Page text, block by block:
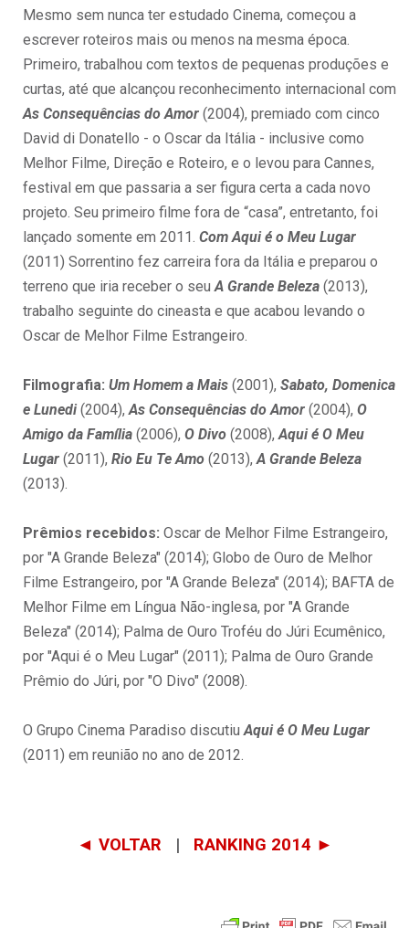
Mesmo sem nunca ter estudado Cinema, começou a
escrever roteiros mais ou menos na mesma época.
Primeiro, trabalhou com textos de pequenas produções e
curtas, até que alcançou reconhecimento internacional com
As Consequências do Amor (2004), premiado com cinco
David di Donatello - o Oscar da Itália - inclusive como
Melhor Filme, Direção e Roteiro, e o levou para Cannes,
festival em que passaria a ser figura certa a cada novo
projeto. Seu primeiro filme fora de “casa”, entretanto, foi
lançado somente em 2011. Com Aqui é o Meu Lugar
(2011) Sorrentino fez carreira fora da Itália e preparou o
terreno que iria receber o seuA Grande Beleza (2013),
trabalho seguinte do cineasta e que acabou levando o
Oscar de Melhor Filme Estrangeiro.
Filmografia: Um Homem a Mais (2001), Sabato, Domenica
e Lunedi(2004),As Consequências do Amor (2004), O
Amigo da Família (2006), O Divo (2008),Aqui é O Meu
Lugar (2011), Rio Eu Te Amo (2013), A Grande Beleza
(2013).
Prêmios recebidos: Oscar de Melhor Filme Estrangeiro,
por "A Grande Beleza" (2014); Globo de Ouro de Melhor
Filme Estrangeiro, por "A Grande Beleza" (2014); BAFTA de
Melhor Filme em Língua Não-inglesa, por "A Grande
Beleza" (2014); Palma de Ouro Troféu do Júri Ecumênico,
por "Aqui é o Meu Lugar" (2011); Palma de Ouro Grande
Prêmio do Júri, por "O Divo" (2008).
O Grupo Cinema Paradiso discutiuAqui é O Meu Lugar
(2011) em reunião no ano de 2012.
◄ VOLTAR | RANKING 2014 ►